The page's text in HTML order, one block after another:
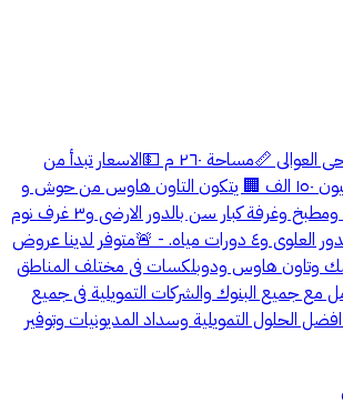
🏢تاون هاوس للبيع بحى العوالى 📏مساحة ٢٦٠ م 💵الاسعار تبدأ من
مليون ٧٥ الف حتى مليون ١٥٠ الف 🏢 يتكون التاون هاوس من حوش و
مجلس ومقلط وصالة ومطبخ وغرفة كبار سن بالدور الارضى و٣ غرف نوم
منهم غرفة ماستر و بالدور العلوى و٤ دورات مياه. - 🚨متوفر لدينا عروض
وتاون هاوس ودوبلكسات فى مختلف المناطق
جميع البنوك والشركات التمويلية فى جميع
الحلول التمويلية وسداد المديونيات وتوفير